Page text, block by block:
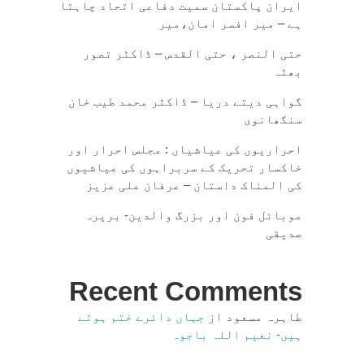
ایران پاکستان سمیت دفاعی اتحاد چاہتا
ہے – میر افسر امان،میر
حتی النصر ، حتی القدس – ڈاکٹر تصور
بھٹہ
گواہی دیتے دریا – ڈاکٹر محمد طیب خان
سنگھانوی
احراریوں کی عیاشیاں : مجلس احرار اور
خاکسار تحریک کے سربراہوں کی عیاشیوں
کی المناک داستان – عرفان علی عزیز
موبائل فون اور بزرگ والدین- بریرہ
صدیقی
Recent Comments
طاہرہ مسعود از جہاں دائرے ختم ہوتے
ہیں- نعیم اللہ باجوہ